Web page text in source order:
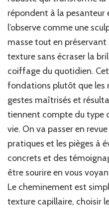
répondent à la pesanteur
l’observe comme une
masse tout en
texture sans écraser la
coiffage du quotidien.
fondations plutôt que les
gestes maîtrisés et
tiennent compte du type
vie. On va passer en
pratiques et les pièges à
concrets et des
être sourire en vous
Le cheminement est
texture capillaire, choisir